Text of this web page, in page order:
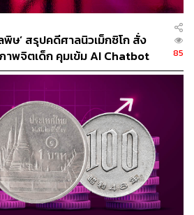
ดียนที่จบชีวิตจากการถูกฆ่าในหลาก
งวางยาพิษ) นับร้อยๆ คน
ของ David Grann ผู้เขียนหนังสือที่
าตัวเองกำลังสืบหาบุคคลที่เกี่ยวข้อง
ต่ยิ่งสาวลึกลงไปเรื่อยๆ คำถามก็
กี่ยวข้อง’ กลายเป็น ‘มีใครบ้าง (วะ) ที่
งก็โดยอ้อม
พิษ’ สรุปคดีศาลนิวเม็กซิโก สั่ง
าพจิตเด็ก คุมเข้ม AI Chatbot
85